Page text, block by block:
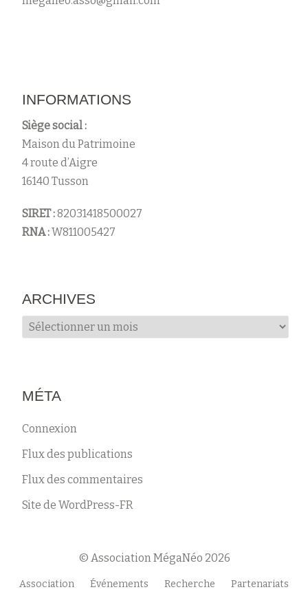
INFORMATIONS
Siège social :
Maison du Patrimoine
4 route d’Aigre
16140 Tusson
SIRET :82031418500027
RNA :W811005427
ARCHIVES
Archives
MÉTA
Connexion
Flux des publications
Flux des commentaires
Site de WordPress-FR
© Association MégaNéo 2026
Menu
Association Événements Recherche Partenariats